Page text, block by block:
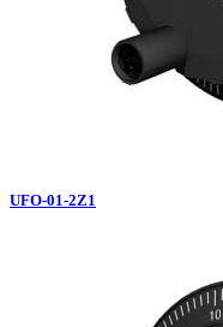
UFO-01-2Z1